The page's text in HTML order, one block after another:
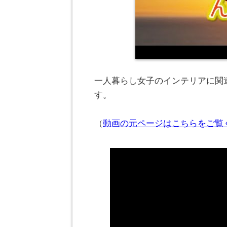
一人暮らし女子のインテリアに関
す。
（動画の元ページはこちらをご覧